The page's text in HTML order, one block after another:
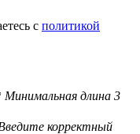
с политикой
Минимальная длина 3
корректный